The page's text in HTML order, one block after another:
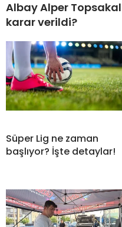
Albay Alper
karar verildi?
Süper Lig ne zaman
başlıyor? İşte detaylar!